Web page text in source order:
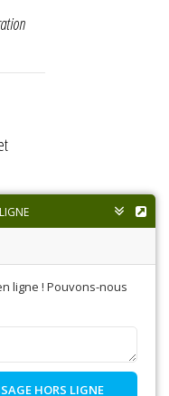
site
ligne ! Pouvons-nous